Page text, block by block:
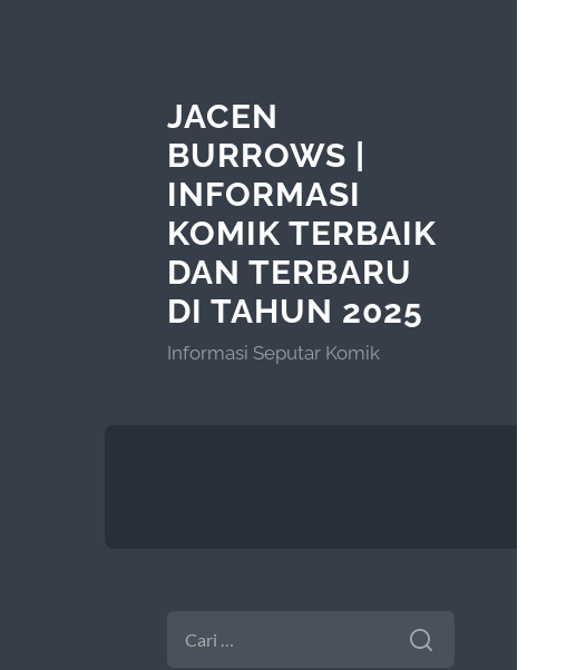
JACEN
BURROWS |
INFORMASI
KOMIK TERBAIK
DAN TERBARU
DI TAHUN 2025
Informasi Seputar Komik
UNTUK: